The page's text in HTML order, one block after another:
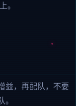
。
益，再配队，不要